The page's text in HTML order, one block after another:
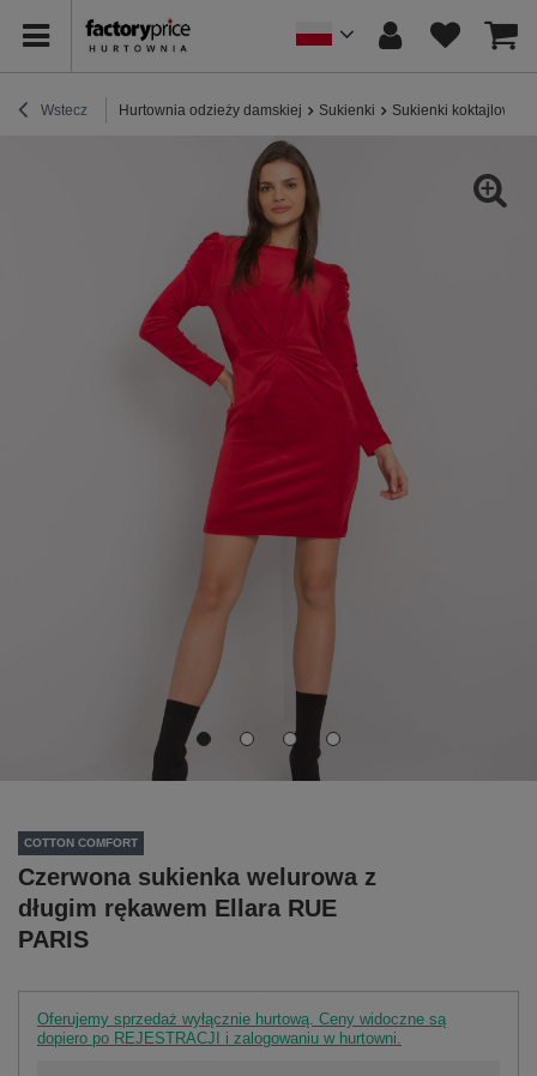
Wstecz Hurtownia odzieży damskiej Sukienki Sukienki koktajlowe /
COTTON COMFORT
Czerwona sukienka welurowa z
długim rękawem Ellara RUE
PARIS
Oferujemy sprzedaż wyłącznie hurtową. Ceny widoczne są
dopiero po REJESTRACJI i zalogowaniu w hurtowni.